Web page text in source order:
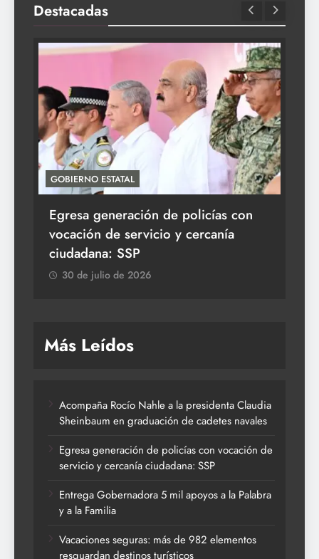
Destacadas
GOBIERNO ESTATAL
Egresa generación de policías con
vocación de servicio y cercanía
ciudadana: SSP
30 de julio de 2026
Más Leídos
Acompaña Rocío Nahle a la presidenta Claudia
Sheinbaum en graduación de cadetes navales
Egresa generación de policías con vocación de
servicio y cercanía ciudadana: SSP
Entrega Gobernadora 5 mil apoyos a la Palabra
y a la Familia
Vacaciones seguras: más de 982 elementos
resguardan destinos turísticos